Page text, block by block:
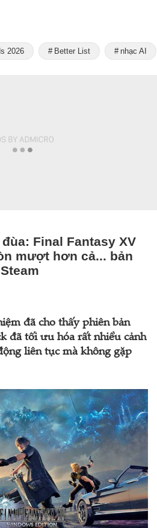
2026 Better List nhạc AI
Final Fantasy XV
mượt hơn cả... bản
đã cho thấy phiên bản
đã tối ưu hóa rất nhiều cảnh
liên tục mà không gặp